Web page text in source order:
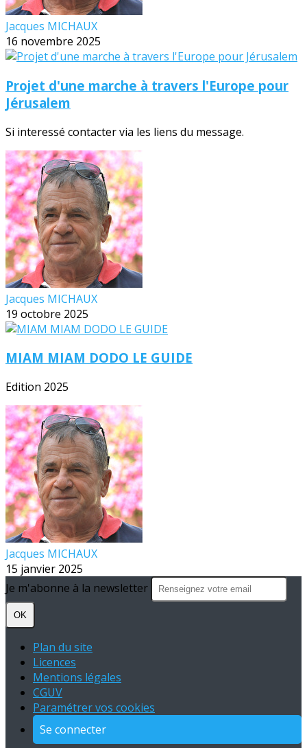
Jacques MICHAUX
16 novembre 2025
Projet d'une marche à travers l'Europe pour
Jérusalem
Si interessé contacter via les liens du message.
Jacques MICHAUX
19 octobre 2025
MIAM MIAM DODO LE GUIDE
Edition 2025
Jacques MICHAUX
15 janvier 2025
Je m'abonne à la newsletter
OK
Plan du site
Licences
Mentions légales
CGUV
Paramétrer vos cookies
Se connecter